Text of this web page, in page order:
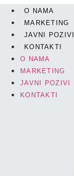
Skip
content
O NAMA
MARKETING
JAVNI POZIVI
KONTAKTI
O NAMA
MARKETING
JAVNI POZIVI
KONTAKTI